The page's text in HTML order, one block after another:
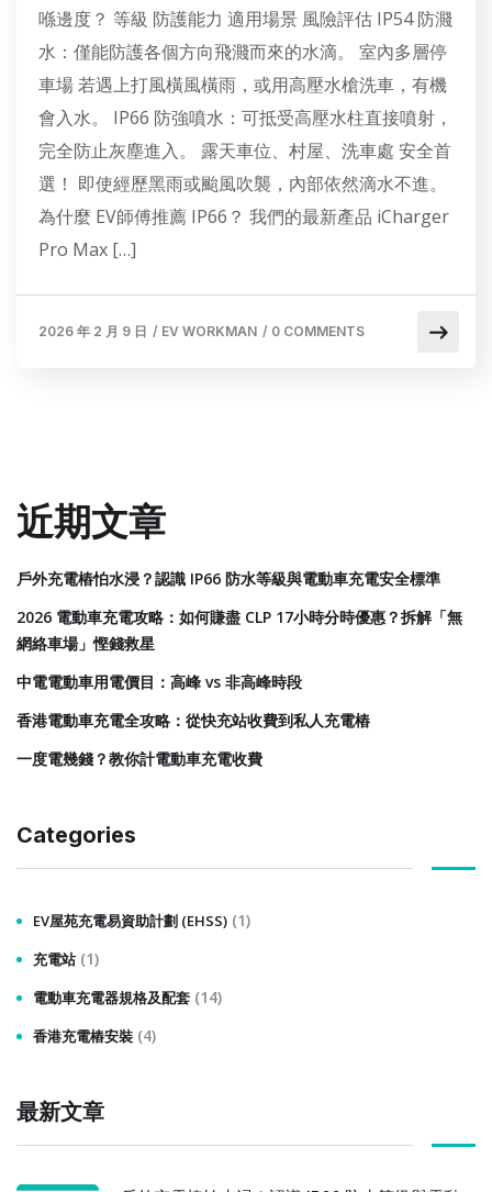
喺邊度？ 等級 防護能力 適用場景 風險評估 IP54 防濺
水：僅能防護各個方向飛濺而來的水滴。 室內多層停
車場 若遇上打風橫風橫雨，或用高壓水槍洗車，有機
會入水。 IP66 防強噴水：可抵受高壓水柱直接噴射，
完全防止灰塵進入。 露天車位、村屋、洗車處 安全首
選！ 即使經歷黑雨或颱風吹襲，內部依然滴水不進。
為什麼 EV師傅推薦 IP66？ 我們的最新產品 iCharger
Pro Max […]
2026 年 2 月 9 日 / EV WORKMAN / 0 COMMENTS
近期文章
戶外充電樁怕水浸？認識 IP66 防水等級與電動車充電安全標準
2026 電動車充電攻略：如何賺盡 CLP 17小時分時優惠？拆解「無
網絡車場」慳錢救星
中電電動車用電價目：高峰 vs 非高峰時段
香港電動車充電全攻略：從快充站收費到私人充電樁
一度電幾錢？教你計電動車充電收費
Categories
EV屋苑充電易資助計劃 (EHSS) (1)
充電站 (1)
電動車充電器規格及配套 (14)
香港充電樁安裝 (4)
最新文章